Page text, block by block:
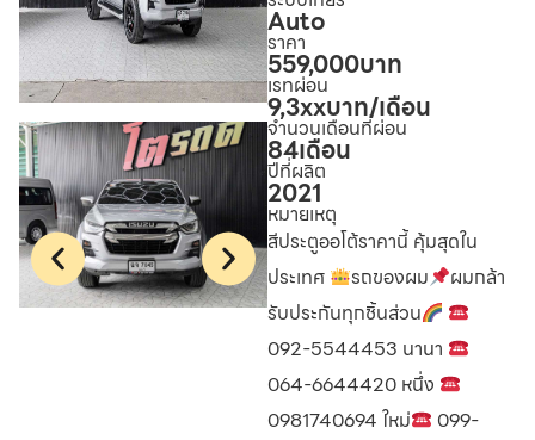
Auto
ราคา
559,000บาท
เรทผ่อน
9,3xxบาท/เดือน
จำนวนเดือนที่ผ่อน
84เดือน
ปีที่ผลิต
2021
หมายเหตุ
สีประตูออโต้ราคานี้ คุ้มสุดใน
ประเทศ
รถของผม
ผมกล้า
รับประกันทุกชิ้นส่วน
092-5544453 นานา
064-6644420 หนึ่ง
0981740694 ใหม่
099-